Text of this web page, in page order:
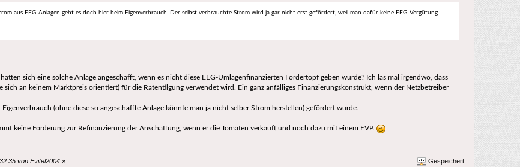
aus EEG-Anlagen geht es doch hier beim Eigenverbrauch. Der selbst verbrauchte Strom wird ja gar nicht erst gefördert, weil man dafür keine EEG-Vergütung
sich eine solche Anlage angeschafft, wenn es nicht diese EEG-Umlagenfinanzierten Fördertopf geben würde? Ich las mal irgendwo, dass
sich an keinem Marktpreis orientiert) für die Ratentilgung verwendet wird. Ein ganz anfälliges Finanzierungskonstrukt, wenn der Netzbetreiber
(ohne diese so angeschaffte Anlage könnte man ja nicht selber Strom herstellen) gefördert wurde.
keine Förderung zur Refinanzierung der Anschaffung, wenn er die Tomaten verkauft und noch dazu mit einem EVP.
von Evitel2004» Gespeichert